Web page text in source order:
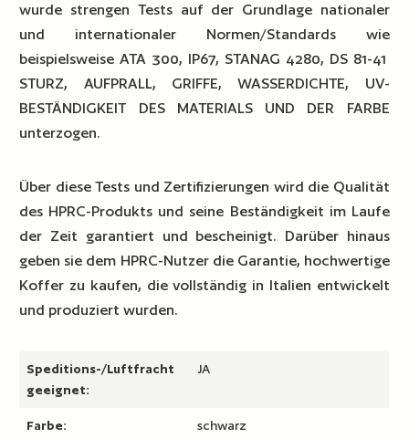
wurde strengen Tests auf der Grundlage nationaler
und internationaler Normen/Standards wie
beispielsweise ATA 300, IP67, STANAG 4280, DS 81-41
STURZ, AUFPRALL, GRIFFE, WASSERDICHTE, UV-
BESTÄNDIGKEIT DES MATERIALS UND DER FARBE
unterzogen.
Über diese Tests und Zertifizierungen wird die Qualität
des HPRC-Produkts und seine Beständigkeit im Laufe
der Zeit garantiert und bescheinigt. Darüber hinaus
geben sie dem HPRC-Nutzer die Garantie, hochwertige
Koffer zu kaufen, die vollständig in Italien entwickelt
und produziert wurden.
Speditions-/Luftfracht
geeignet:
JA
Farbe: schwarz